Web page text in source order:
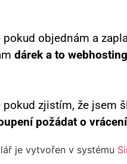
pokud objednám a
dárek a to
pokud zjistím, že jsem
požádat o
je vytvořen v systému